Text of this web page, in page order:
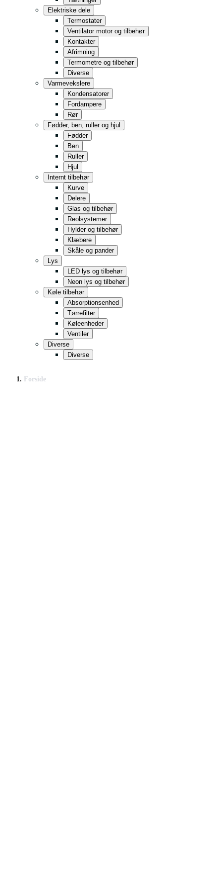
Dagligvarer
Detail
Helt i sort
Storkøkken
Opbevaring
Fast Food
Elektriske dele
Termostater
Ventilator motor og tilbehør
Kontakter
Afrimning
Termometre og tilbehør
Diverse
Varmevekslere
Kondensatorer
Fordampere
Rør
Fødder, ben, ruller og hjul
Fødder
Ben
Ruller
Hjul
Internt tilbehør
Kurve
Delere
Glas og tilbehør
Reolsystemer
Hylder og tilbehør
Klæbere
Skåle og pander
Lys
LED lys og tilbehør
Neon lys og tilbehør
Køle tilbehør
Absorptionsenhed
Tørrefilter
Køleenheder
Ventiler
Diverse
Diverse
Forside